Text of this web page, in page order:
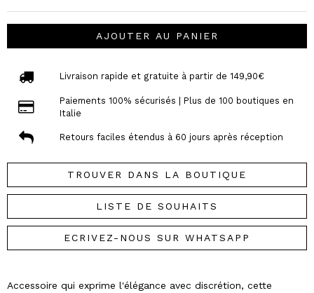
AJOUTER AU PANIER
Livraison rapide et gratuite à partir de 149,90€
Paiements 100% sécurisés | Plus de 100 boutiques en
Italie
Retours faciles étendus à 60 jours après réception
TROUVER DANS LA BOUTIQUE
LISTE DE SOUHAITS
ECRIVEZ-NOUS SUR WHATSAPP
Accessoire qui exprime l'élégance avec discrétion, cette